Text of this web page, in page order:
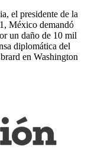
el presidente de la
México demandó
un daño de 10 mil
diplomática del
en Washington